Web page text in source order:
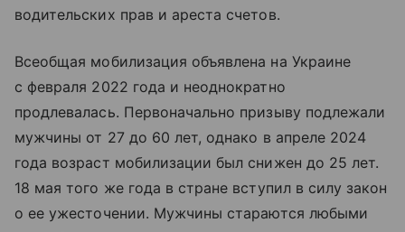
водительских прав и ареста счетов.
Всеобщая мобилизация объявлена на Украине
с февраля 2022 года и неоднократно
продлевалась. Первоначально призыву подлежали
мужчины от 27 до 60 лет, однако в апреле 2024
года возраст мобилизации был снижен до 25 лет.
18 мая того же года в стране вступил в силу закон
о ее ужесточении. Мужчины стараются любыми